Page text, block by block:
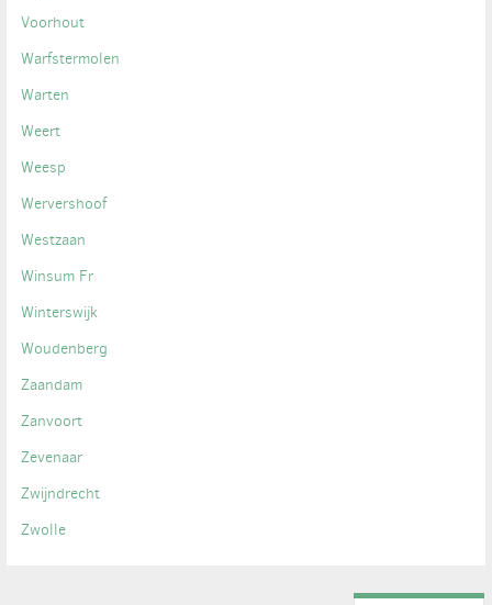
Voorhout
Warfstermolen
Warten
Weert
Weesp
Wervershoof
Westzaan
Winsum Fr
Winterswijk
Woudenberg
Zaandam
Zanvoort
Zevenaar
Zwijndrecht
Zwolle